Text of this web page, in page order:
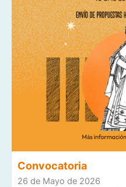
Convocatoria
26 de Mayo de 2026